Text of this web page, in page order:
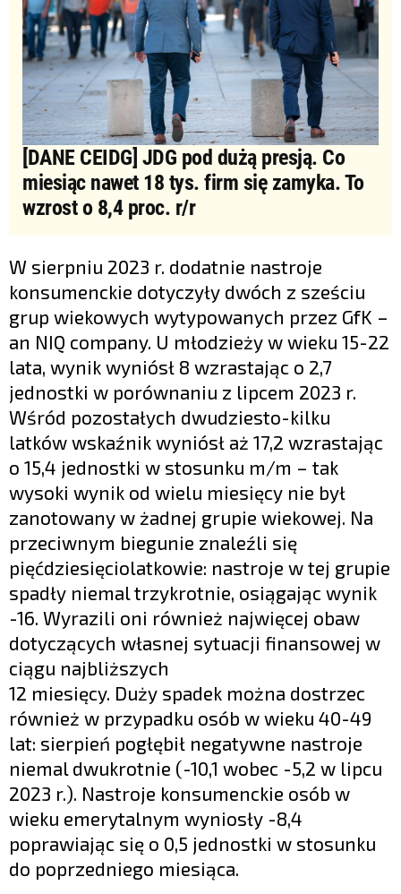
[DANE CEIDG] JDG pod dużą presją. Co
miesiąc nawet 18 tys. firm się zamyka. To
wzrost o 8,4 proc. r/r
W sierpniu 2023 r. dodatnie nastroje
konsumenckie dotyczyły dwóch z sześciu
grup wiekowych wytypowanych przez GfK –
an NIQ company. U młodzieży w wieku 15-22
lata, wynik wyniósł 8 wzrastając o 2,7
jednostki w porównaniu z lipcem 2023 r.
Wśród pozostałych dwudziesto-kilku
latków wskaźnik wyniósł aż 17,2 wzrastając
o 15,4 jednostki w stosunku m/m – tak
wysoki wynik od wielu miesięcy nie był
zanotowany w żadnej grupie wiekowej. Na
przeciwnym biegunie znaleźli się
pięćdziesięciolatkowie: nastroje w tej grupie
spadły niemal trzykrotnie, osiągając wynik
-16. Wyrazili oni również najwięcej obaw
dotyczących własnej sytuacji finansowej w
ciągu najbliższych
12 miesięcy. Duży spadek można dostrzec
również w przypadku osób w wieku 40-49
lat: sierpień pogłębił negatywne nastroje
niemal dwukrotnie (-10,1 wobec -5,2 w lipcu
2023 r.). Nastroje konsumenckie osób w
wieku emerytalnym wyniosły -8,4
poprawiając się o 0,5 jednostki w stosunku
do poprzedniego miesiąca.